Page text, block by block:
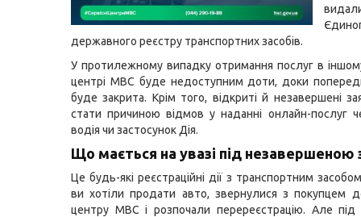
державного реєстру транспортних засобів.
У протилежному випадку отримання послуг в
центрі МВС буде недоступним доти, доки
буде закрита. Крім того, відкриті й незавершені
стати причиною відмов у наданні онлайн-послуг
водія чи застосунок Дія.
Що мається на увазі під незавершеною
Це будь-які реєстраційні дії з транспортним
ви хотіли продати авто, звернулися з покупцем
центру МВС і розпочали перереєстрацію. Але під